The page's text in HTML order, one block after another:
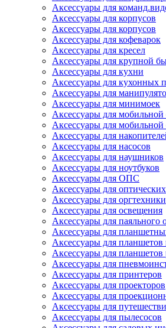
Аксессуары для
Аксессуары для корпусов
Аксессуары для корпусов
Аксессуары для кофеварок
Аксессуары для кресел
Аксессуары для крупной
Аксессуары для кухни
Аксессуары для кухонных
Аксессуары для
Аксессуары для минимоек
Аксессуары для мобильной
Аксессуары для мобильной
Аксессуары для
Аксессуары для насосов
Аксессуары для наушников
Аксессуары для ноутбуков
Аксессуары для ОПС
Аксессуары для
Аксессуары для оргтехники
Аксессуары для освещения
Аксессуары для паяльного
Аксессуары для
Аксессуары для
Аксессуары для планшетов
Аксессуары для
Аксессуары для принтеров
Аксессуары для проекторов
Аксессуары для
Аксессуары для
Аксессуары для пылесосов